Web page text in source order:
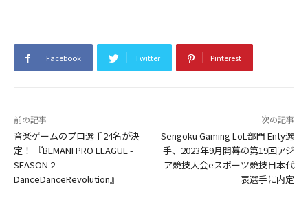
Facebook Twitter Pinterest
前の記事
音楽ゲームのプロ選手24名が決
定！ 『BEMANI PRO LEAGUE -
SEASON 2-
DanceDanceRevolution』
次の記事
Sengoku Gaming LoL部門 Enty選
手、2023年9月開幕の第19回アジ
ア競技大会eスポーツ競技日本代
表選手に内定